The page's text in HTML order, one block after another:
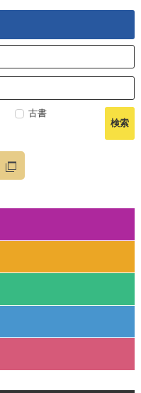
古書